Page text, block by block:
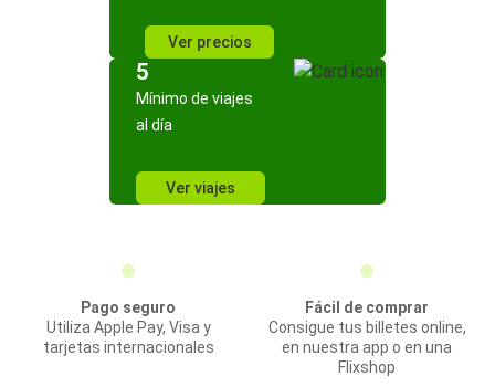
Ver precios
5
Mínimo de viajes
al día
Ver viajes
Pago seguro
Utiliza Apple Pay, Visa y
tarjetas internacionales
Fácil de comprar
Consigue tus billetes online,
en nuestra app o en una
Flixshop